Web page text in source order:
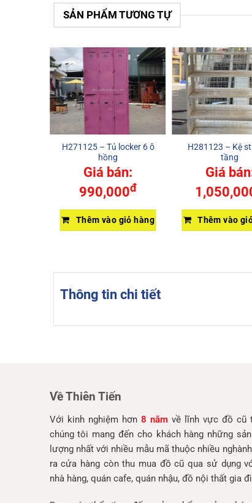
SẢN PHẨM TƯƠNG TỰ
H271125 – Tủ locker 6 ô
hồng
Giá bán:
990,000đ
Thêm vào giỏ hàng
H281123 – Kệ
tầng
Giá
Thêm vào
Thông tin chi tiết
Về Thiên Tiến
Với kinh nghiệm hơn 8 nămvề lĩnh vực đồ cũ
chúng tôi mang đến cho khách hàng những
lượng nhất với nhiều mẫu mã thuộc nhiều
ra cửa hàng còn thu mua đồ cũ qua sử dụng
nhà hàng, quán cafe, quán nhậu, đồ nội thất gia